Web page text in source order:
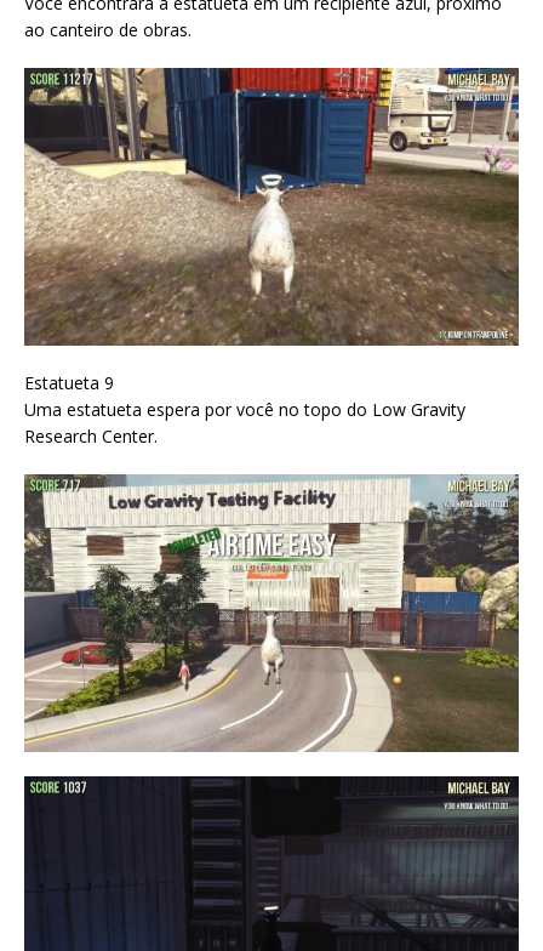
ao canteiro de obras.
Estatueta 9
Uma estatueta espera por você no topo do Low Gravity
Research Center.